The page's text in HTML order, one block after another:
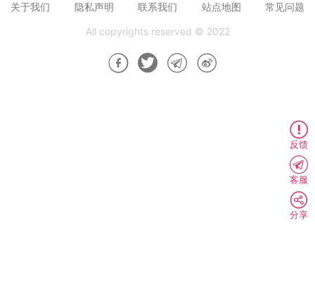
反馈
客服
分享
关于我们 隐私声明 联系我们 站点地图 常见问题
All copyrights reserved © 2022